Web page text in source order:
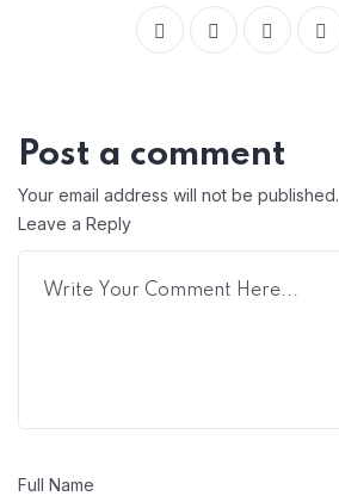
Post a comment
Your email address will not be published.
Leave a Reply
Full Name